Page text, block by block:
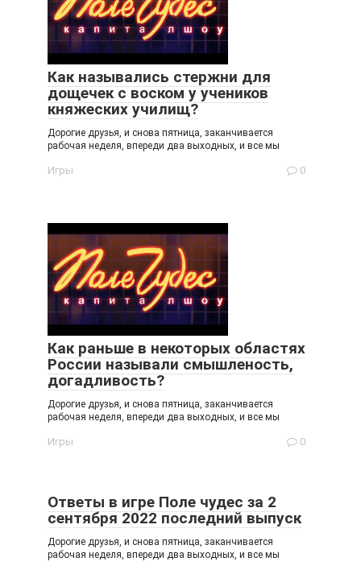
Как назывались стержни для
дощечек с воском у учеников
княжеских училищ?
Дорогие друзья, и снова пятница, заканчивается
рабочая неделя, впереди два выходных, и все мы
Игры 0
Как раньше в некоторых областях
России называли смышленость,
догадливость?
Дорогие друзья, и снова пятница, заканчивается
рабочая неделя, впереди два выходных, и все мы
Игры 0
Ответы в игре Поле чудес за 2
сентября 2022 последний выпуск
Дорогие друзья, и снова пятница, заканчивается
рабочая неделя, впереди два выходных, и все мы